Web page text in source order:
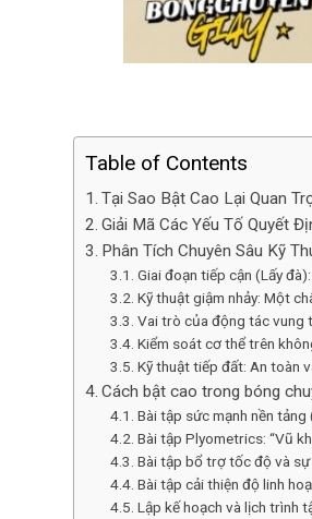
Table of Contents
Tại Sao Bật Cao Lại Quan
Giải Mã Các Yếu Tố Quyết
Phân Tích Chuyên Sâu Kỹ
Giai đoạn tiếp cận (Lấy
Kỹ thuật giậm nhảy: Một
Vai trò của động tác vung
Kiểm soát cơ thể trên
Kỹ thuật tiếp đất: An toàn
Cách bật cao trong bóng
Bài tập sức mạnh nền
Bài tập Plyometrics: “Vũ
Bài tập bổ trợ tốc độ và sự
Bài tập cải thiện độ linh
Lập kế hoạch và lịch trình